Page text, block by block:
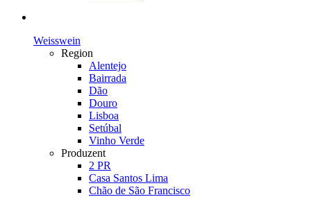
Weisswein
Region
Alentejo
Bairrada
Dão
Douro
Lisboa
Setúbal
Vinho Verde
Produzent
2 PR
Casa Santos Lima
Chão de São Francisco